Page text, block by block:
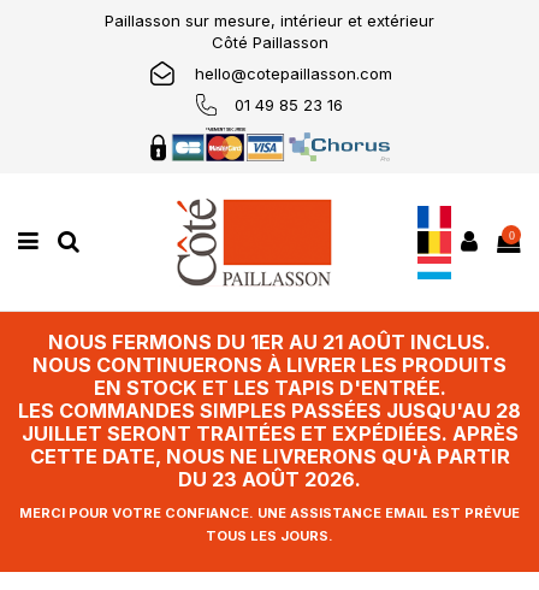
Paillasson sur mesure, intérieur et extérieur
Côté Paillasson
hello@cotepaillasson.com
01 49 85 23 16
0
NOUS FERMONS DU 1ER AU 21 AOÛT INCLUS.
NOUS CONTINUERONS À LIVRER LES PRODUITS
EN STOCK ET LES TAPIS D'ENTRÉE.
LES COMMANDES SIMPLES PASSÉES JUSQU'AU 28
JUILLET SERONT TRAITÉES ET EXPÉDIÉES. APRÈS
CETTE DATE, NOUS NE LIVRERONS QU'À PARTIR
DU 23 AOÛT 2026.
MERCI POUR VOTRE CONFIANCE. UNE ASSISTANCE EMAIL EST PRÉVUE
TOUS LES JOURS.